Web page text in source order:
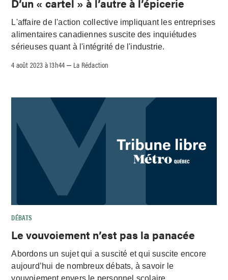
D’un « cartel » à l’autre à l’épicerie
L'affaire de l'action collective impliquant les entreprises
alimentaires canadiennes suscite des inquiétudes
sérieuses quant à l'intégrité de l'industrie.
4 août 2023 à 13h44 – La Rédaction
DÉBATS
Le vouvoiement n’est pas la panacée
Abordons un sujet qui a suscité et qui suscite encore
aujourd’hui de nombreux débats, à savoir le
vouvoiement envers le personnel scolaire.